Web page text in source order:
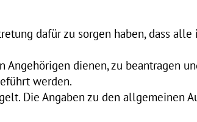
dafür zu sorgen haben, dass
dienen, zu beantragen
werden.
Die Angaben zu den allgemeinen